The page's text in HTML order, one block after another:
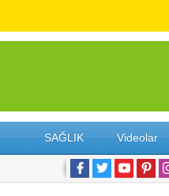
SAĞLIK Videolar